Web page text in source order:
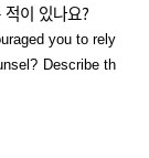
이 있나요?
you to rely
Describe th